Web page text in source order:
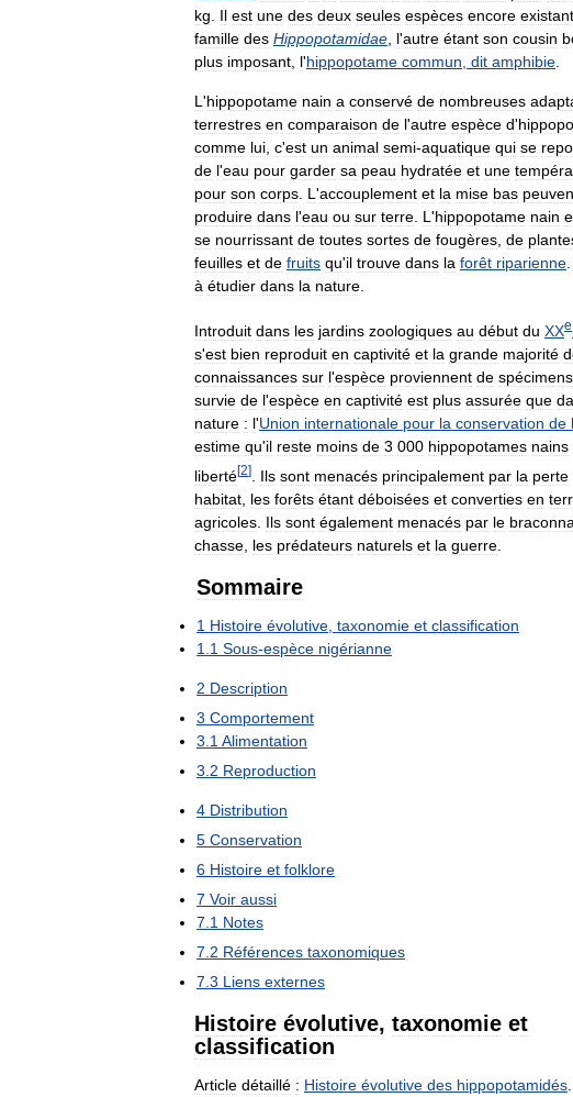
kg
Il est une des deux seules espèces encore
famille des Hippopotamidae l'autre étant son cousin
plus imposant l'hippopotame commun dit amphibie
L 'hippopotame nain a conservé de nombreuses
terrestres en comparaison de l'autre espèce d'
comme lui c'est un animal semi-aquatique qui se
de l'eau pour garder sa peau hydratée et une
pour son corps L 'accouplement et la mise bas
produire dans l'eau ou sur terre L 'hippopotame nain
se nourrissant de toutes sortes de fougères de
feuilles et de fruits qu'il trouve dans la forêt riparienne
à étudier dans la nature
Introduit dans les jardins zoologiques au début du XXe
s'est bien reproduit en captivité et la grande majorité
connaissances sur l'espèce proviennent de spécimens
survie de l'espèce en captivité est plus assurée que
nature : l'Union internationale pour la conservation de
estime qu'il reste moins de 3 000 hippopotames nains
liberté[2] Ils sont menacés principalement par la perte
habitat les forêts étant déboisées et converties en
agricoles Ils sont également menacés par le
chasse les prédateurs naturels et la guerre
Sommaire
1 Histoire évolutive taxonomie et classification
1 1 Sous-espèce nigérianne
2 Description
3 Comportement
3 1 Alimentation
3 2 Reproduction
4 Distribution
5 Conservation
6 Histoire et folklore
7 Voir aussi
7 1 Notes
7 2 Références taxonomiques
7 3 Liens externes
Histoire évolutive, taxonomie et
classification
Article détaillé : Histoire évolutive des hippopotamidés